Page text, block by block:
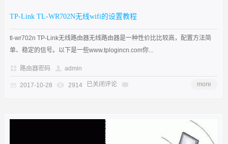
TP-Link TL-WR702N无线wifi的设置教程
tl-wr702n TP-Link无线路由器无线路由器是一种性价比比较高，配置方法简
单、稳定的信号。以下是一些www.tplogincn.com你...
路由器密码 admin
2017-10-28 2914 已关闭评论 more